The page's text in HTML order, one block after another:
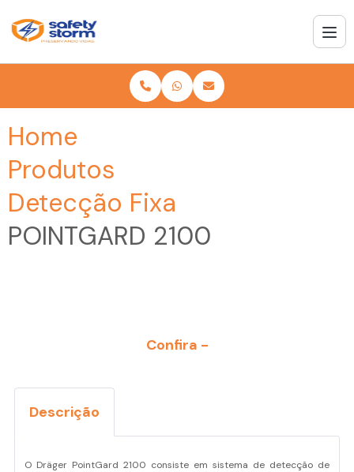
Home
Produtos
Detecção Fixa
POINTGARD 2100
Confira -
Descrição
O Dräger PointGard 2100 consiste em sistema de detecção de